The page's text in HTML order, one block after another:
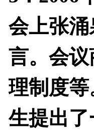
会上张
言。会
理制度
生提出